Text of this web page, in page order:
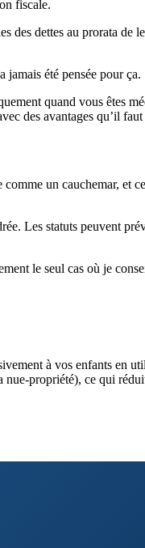
fiscale.
des dettes au prorata de
jamais été pensée pour ça.
quand vous êtes
des avantages qu’il
un cauchemar, et
Les statuts peuvent
le seul cas où je
à vos enfants en
propriété), ce qui